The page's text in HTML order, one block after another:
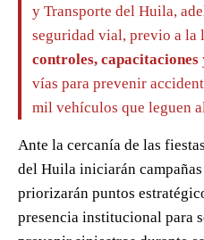
y Transporte del Huila,
seguridad vial, previo a la
controles, capacitaciones
vías para prevenir
mil vehículos que leguen
Ante la cercanía de las
del Huila iniciarán
priorizarán puntos
presencia institucional para